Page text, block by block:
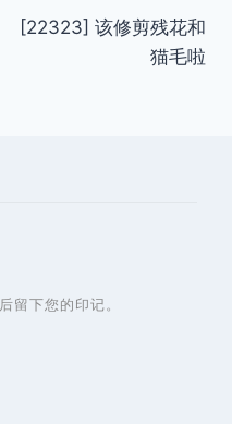
[22323] 该修剪残花和
猫毛啦
后留下您的印记。